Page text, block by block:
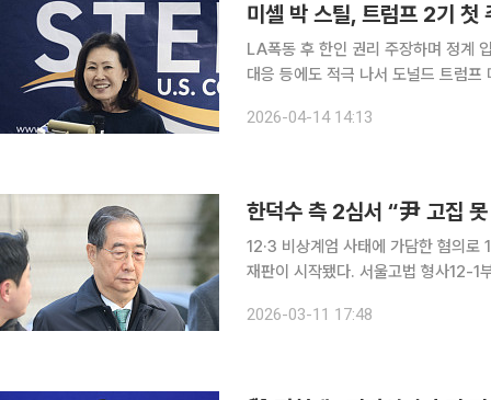
미셸 박 스틸, 트럼프 2기
LA폭동 후 한인 권리 주장하며 정계
대응 등에도 적극 나서 도널드 트럼프 미국 대통령이 자신의 2기 첫 주한 미국 대사로 미셸 박 스틸
대통령이 한국계 여성 정치인 스틸 전
2026-04-14 14:13
한덕수 측 2심서 “尹 고집
12·3 비상계엄 사태에 가담한 혐의로
재판이 시작됐다. 서울고법 형사12-1부(이승철 조진구 김민아 고법판사)는 11일 내란 중요임무 종사
2026-03-11 17:48